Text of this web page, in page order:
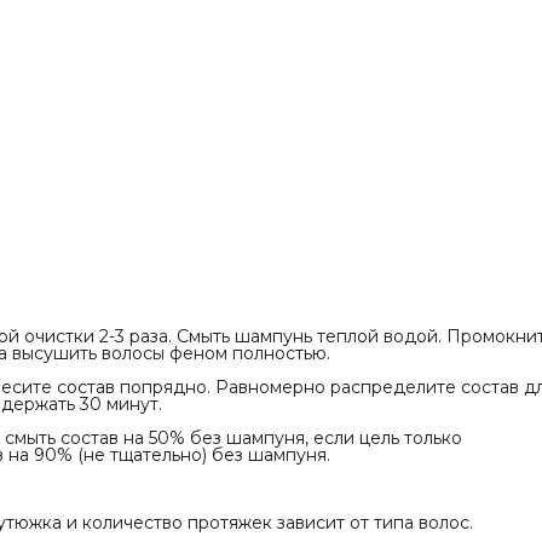
очистки 2-3 раза. Смыть шампунь теплой водой.
высушить волосы феном полностью.
состав попрядно. Равномерно распределите состав
30 минут.
состав на 50% без шампуня, если цель только
на 90% (не тщательно) без шампуня.
и количество протяжек зависит от типа волос.